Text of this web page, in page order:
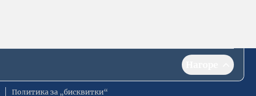
Политика за „бисквитки“